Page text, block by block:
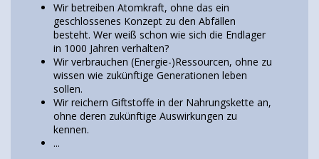
Wir betreiben Atomkraft, ohne das ein
geschlossenes Konzept zu den Abfällen
besteht. Wer weiß schon wie sich die Endlager
in 1000 Jahren verhalten?
Wir verbrauchen (Energie-)Ressourcen, ohne zu
wissen wie zukünftige Generationen leben
sollen.
Wir reichern Giftstoffe in der Nahrungskette an,
ohne deren zukünftige Auswirkungen zu
kennen.
...